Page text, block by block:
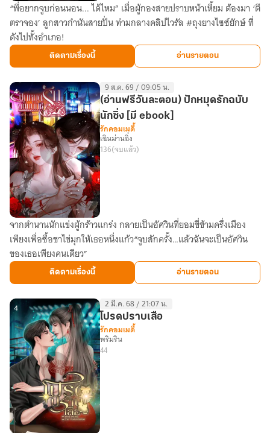
เมีย
รัก
ผู้
กอง
ร้าย
“พี่อยากจูบก่อนนอน... ได้ไหม” เมื่อผู้กองสายปราบหน้าเหี้ยม ต้องมา ‘ตี
ตราจอง’ ลูกสาวกำนันสายปั่น ท่ามกลางคลิปไวรัล #ถุงยางไซซ์ยักษ์ ที่
ดังไปทั้งอำเภอ!
ติดตามเรื่องนี้ อ่านรายตอน
(อ่าน
ฟรี
วัน
ละ
ตอน)
ปัก
หมุด
รัก
ฉบับ
นัก
ซิ่ง
[มี
ebook]
4 9 ส.ค. 69 / 09:05 น.
(อ่านฟรีวันละตอน) ปักหมุดรักฉบับ
นักซิ่ง [มี ebook]
รักคอมเมดี้
เฉินม่านอิ๋ง
136(จบแล้ว)
จากตำนานนักแข่งผู้กร้าวแกร่ง กลายเป็นอัศวินที่ยอมขี่ข้ามครึ่งเมือง
เพียงเพื่อซื้อชาไข่มุกให้เธอหนึ่งแก้ว“จูบสักครั้ง…แล้วฉันจะเป็นอัศวิน
ของเธอเพียงคนเดียว”
ติดตามเรื่องนี้ อ่านรายตอน
4 2 มี.ค. 68 / 21:07 น.
โปรดปราบเสือ
รักคอมเมดี้
พริมริน
44